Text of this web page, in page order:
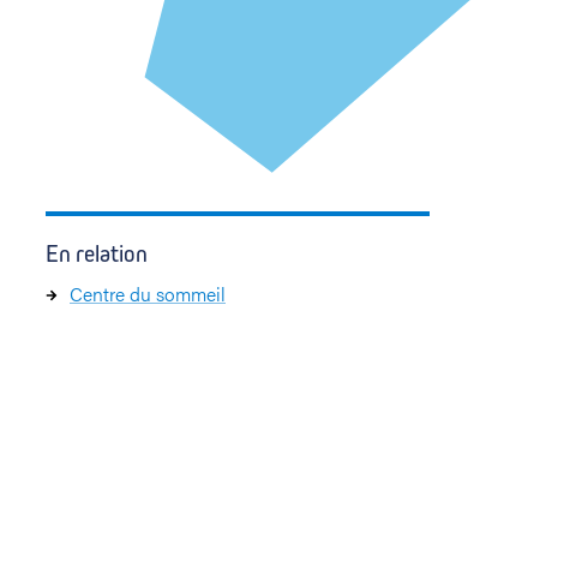
En relation
Centre du sommeil